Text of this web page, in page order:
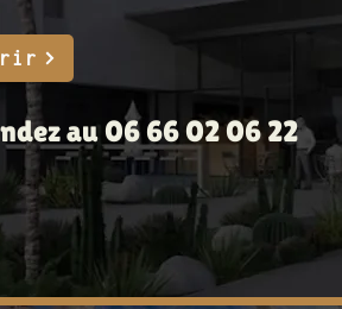
au 06 66 02 06 22